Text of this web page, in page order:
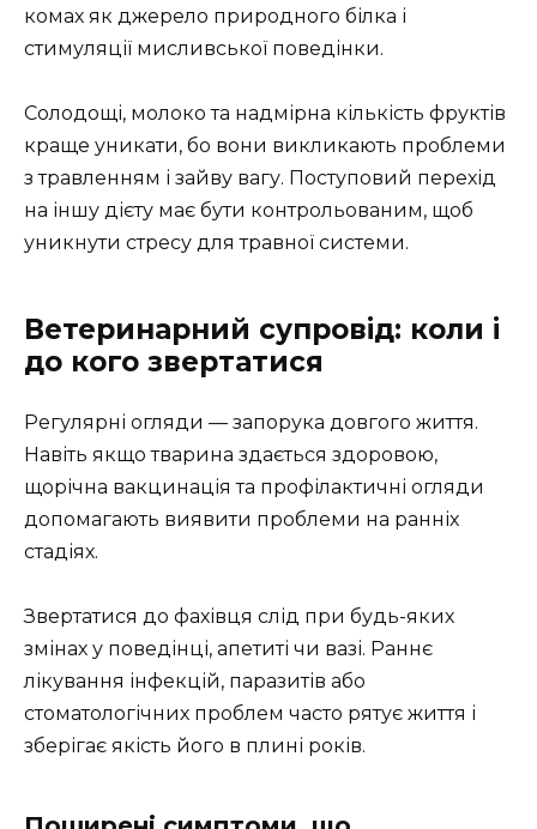
комах як джерело природного білка і
стимуляції мисливської поведінки.
Солодощі, молоко та надмірна кількість фруктів
краще уникати, бо вони викликають проблеми
з травленням і зайву вагу. Поступовий перехід
на іншу дієту має бути контрольованим, щоб
уникнути стресу для травної системи.
Ветеринарний супровід: коли і
до кого звертатися
Регулярні огляди — запорука довгого життя.
Навіть якщо тварина здається здоровою,
щорічна вакцинація та профілактичні огляди
допомагають виявити проблеми на ранніх
стадіях.
Звертатися до фахівця слід при будь-яких
змінах у поведінці, апетиті чи вазі. Раннє
лікування інфекцій, паразитів або
стоматологічних проблем часто рятує життя і
зберігає якість його в плині років.